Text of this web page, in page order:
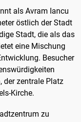
als Avram Iancu
östlich der Stadt
Stadt, die als das
eine Mischung
Besucher
der zentrale Platz
Kirche.
zu